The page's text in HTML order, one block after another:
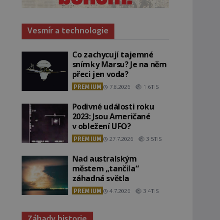
Vesmír a technologie
Co zachycují tajemné
snímky Marsu? Je na něm
přeci jen voda?
PREMIUM 7.8.2026 1.6TIS
Podivné události roku
2023: Jsou Američané
v obležení UFO?
PREMIUM 27.7.2026 3.5TIS
Nad australským
městem „tančila“
záhadná světla
PREMIUM 4.7.2026 3.4TIS